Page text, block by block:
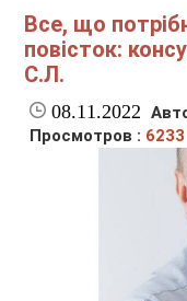
Все, що
повісток:
С.Л.
08.11.2022
Просмотров : 6233